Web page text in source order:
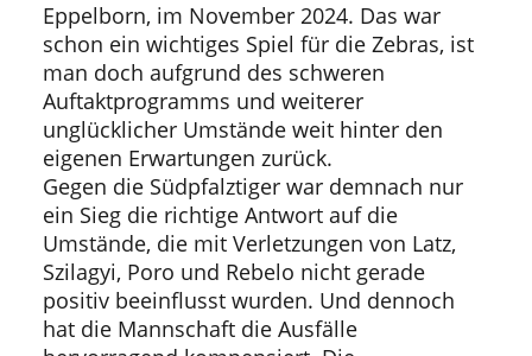
Eppelborn, im November 2024. Das war
schon ein wichtiges Spiel für die Zebras, ist
man doch aufgrund des schweren
Auftaktprogramms und weiterer
unglücklicher Umstände weit hinter den
eigenen Erwartungen zurück.
Gegen die Südpfalztiger war demnach nur
ein Sieg die richtige Antwort auf die
Umstände, die mit Verletzungen von Latz,
Szilagyi, Poro und Rebelo nicht gerade
positiv beeinflusst wurden. Und dennoch
hat die Mannschaft die Ausfälle